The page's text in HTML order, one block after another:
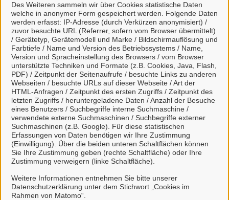
Des Weiteren sammeln wir über Cookies statistische Daten
welche in anonymer Form gespeichert werden. Folgende Daten
werden erfasst: IP-Adresse (durch Verkürzen anonymisiert) /
zuvor besuchte URL (Referrer, sofern vom Browser übermittelt)
/ Gerätetyp, Gerätemodell und Marke / Bildschirmauflösung und
Farbtiefe / Name und Version des Betriebssystems / Name,
Version und Spracheinstellung des Browsers / vom Browser
unterstützte Techniken und Formate (z.B. Cookies, Java, Flash,
PDF) / Zeitpunkt der Seitenaufrufe / besuchte Links zu anderen
Webseiten / besuchte URLs auf dieser Webseite / Art der
HTML-Anfragen / Zeitpunkt des ersten Zugriffs / Zeitpunkt des
letzten Zugriffs / heruntergeladene Daten / Anzahl der Besuche
eines Benutzers / Suchbegriffe interne Suchmaschine /
verwendete externe Suchmaschinen / Suchbegriffe externer
Suchmaschinen (z.B. Google). Für diese statistischen
Erfassungen von Daten benötigen wir Ihre Zustimmung
(Einwilligung). Über die beiden unteren Schaltflächen können
Sie Ihre Zustimmung geben (rechte Schaltfläche) oder Ihre
Zustimmung verweigern (linke Schaltfläche).
Weitere Informationen entnehmen Sie bitte unserer
Datenschutzerklärung unter dem Stichwort „Cookies im
Rahmen von Matomo“.
Aufgrund von Inaktivität wurde Ihre Sitzung beendet. Um
sich erneut anzumelden, klicken Sie bitte auf folgenden
Button:
Anmelden